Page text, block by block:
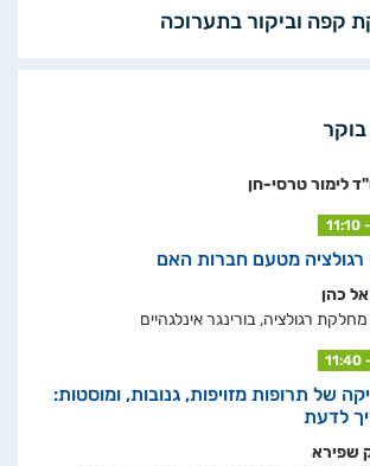
קפה וביקור בתערוכה
לימור טרסי-חן
11:10
רגולציה מטעם חברות האם
כהן
רגולציה, בורינגר אינלגהיים
11:40
של תרופות מזויפות, גנובות, ומוסטות:
לדעת
שפירא